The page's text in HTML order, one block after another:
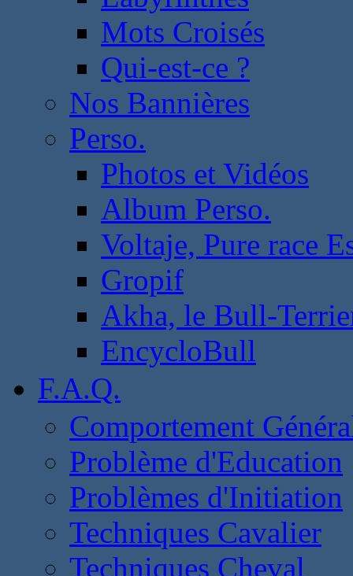
Mots Croisés
Qui-est-ce ?
Nos Bannières
Perso.
Photos et Vidéos
Album Perso.
Voltaje, Pure race
Gropif
Akha, le Bull-
EncycloBull
F.A.Q.
Comportement
Problème d'Education
Problèmes d'Initiation
Techniques Cavalier
Techniques Cheval